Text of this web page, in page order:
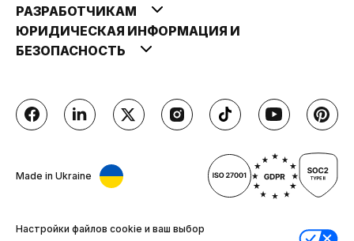
РАЗРАБОТЧИКАМ
ЮРИДИЧЕСКАЯ ИНФОРМАЦИЯ И
БЕЗОПАСНОСТЬ
Made in Ukraine
Настройки файлов cookie и ваш выбор